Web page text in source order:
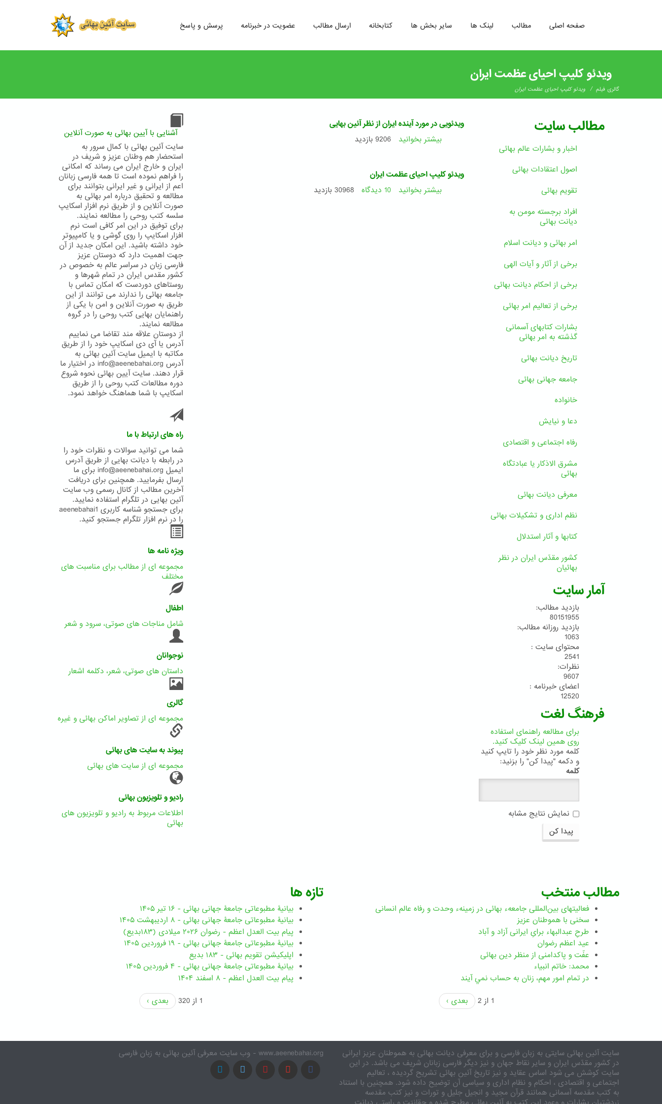
رفتن
پرسش و پاسخ عضویت در خبرنامه ارسال مطالب کتابخانه سایر بخش ها لینک ها مطالب صفحه اصلی
ویدئو کلیپ احیای عظمت ایران
گالری فیلم / ویدئو کلیپ احیای عظمت ایران
ویدئویی در مورد آینده ایران از نظر آئین بهایی
بیشتر بخوانید درباره
آینده
ایران
9206 بازدید
ویدئو کلیپ احیای عظمت ایران
بیشتر بخوانید درباره
10 دیدگاه 30968 بازدید
آشنایی با آیین بهائی به صورت آنلاین
سایت آئین بهائی با کمال سرور به
استحضار هم وطنان عزیز و شریف در
ایران و خارج ایران می رساند که امکانی
را فراهم نموده است تا همه فارسی زبانان
اعم از ایرانی و غیر ایرانی بتوانند برای
مطالعه و تحقیق درباره امر بهائی به
صورت آنلاین و از طریق نرم افزار اسکایپ
سلسه کتب روحی را مطالعه نمایند.
برای توفیق در این امر کافی است نرم
افزار اسکایپ را روی گوشی و یا کامپیوتر
خود داشته باشید. این امکان جدید از آن
جهت اهمیت دارد که دوستان عزیز
فارسی زبان در سراسر عالم به خصوص در
کشور مقدس ایران در تمام شهرها و
روستاهای دوردست که امکان تماس با
جامعه بهائی را ندارند می توانند از این
طریق به صورت آنلاین و امن با یکی از
راهنمایان بهایی کتب روحی را در گروه
مطالعه نمایند.
از دوستان علاقه مند تقاضا می نماییم
آدرس یا آی دی اسکایپ خود را از طریق
مکاتبه با ایمیل سایت آئین بهائی به
آدرس info@aeenebahai.org در اختیار ما
قرار دهند. سایت آیین بهائی نحوه شروع
دوره مطالعات کتب روحی را از طریق
اسکایپ با شما هماهنگ خواهد نمود.
راه های ارتباط با ما
شما می توانید سوالات و نظرات خود را
در رابطه با دیانت بهایی از طریق آدرس
ایمیل info@aeenebahai.org برای ما
ارسال بفرمایید. همچنین برای دریافت
آخرین مطالب از کانال رسمی وب سایت
آئین بهایی در تلگرام استفاده نمایید.
برای جستجو شناسه کاربری aeenebahai1
را در نرم افزار تلگرام جستجو کنید.
ویژه نامه ها
مجموعه ای از مطالب برای مناسبت های
مختلف
اطفال
شامل مناجات های صوتی، سرود و شعر
نوجوانان
داستان های صوتی، شعر، دکلمه اشعار
گالری
مجموعه ای از تصاویر اماکن بهائی و غیره
پیوند به سایت های بهائی
مجموعه ای از سایت های بهائی
رادیو و تلویزیون بهائی
اطلاعات مربوط به رادیو و تلویزیون های
بهائی
مطالب سایت
اخبار و بشارات عالم بهائى
اصول اعتقادات بهائی
تقویم بهائی
افراد برجسته مومن به
دیانت بهائی
امر بهائی و دیانت اسلام
برخی از آثار و آیات الهی
برخی از احکام دیانت بهائی
برخی از تعالیم امر بهائی
بشارات کتابهای آسمانی
گذشته به امر بهائی
تاریخ دیانت بهائی
جامعه جهانی بهائی
خانواده
دعا و نیایش
رفاه اجتماعی و اقتصادی
مشرق الاذکار یا عبادتگاه
بهائی
معرفی دیانت بهائی
نظم اداری و تشکیلات بهائی
کتابها و آثار استدلال
کشور مقدّس ایران در نظر
بهائیان
آمار سایت
بازدید مطالب:
80151955
بازدید روزانه مطالب:
1063
محتوای سایت :
2541
نظرات:
9607
اعضای خبرنامه :
12520
فرهنگ لغت
برای مطالعه راهنمای استفاده
روی همین لینک کلیک کنید.
کلمه مورد نظر خود را تایپ کنید
و دکمه "پیدا کن" را بزنید:
کلمه
نمایش نتایج مشابه
پیدا کن
تازه ها
بیانیۀ مطبوعاتی جامعۀ جهانی بهائی - ۱۶ تیر ۱۴۰۵
بیانیۀ مطبوعاتی جامعۀ جهانی بهائی - ۸ اردیبهشت ۱۴۰۵
پیام بیت العدل اعظم - رضوان ۲۰۲۶ میلادی (۱۸۳بدیع)
بیانیۀ مطبوعاتی جامعۀ جهانی بهائی - ۱۹ فروردین ۱۴۰۵
اپلیکیشن تقویم بهائی - ۱۸۳ بدیع
بیانیۀ مطبوعاتی جامعۀ جهانی بهائی - ۴ فروردین ۱۴۰۵
پیام بیت العدل اعظم - ۸ اسفند ۱۴۰۴
1 از 320
بعدی ›
مطالب منتخب
فعالیتهای بین‌المللی جامعهء بهائی در زمینهء وحدت و رفاه عالم انسانی
سخنی با هموطنان عزیز
طرحِ عبدالبهاء برایِ ایرانی آزاد و آباد
عید اعظم رضوان
عفّت و پاکدامنی از منظر دین بهائی
محمد: خاتم انبیاء
در تمام امور مهم،‌ زنان به حساب نمي آيند
1 از 2
بعدی ›
www.aeenebahai.org - وب سایت معرفی آئین بهائی به زبان فارسی
سایت آئین بهائی سایتی به زبان فارسی و برای معرفی دیانت بهائی به هموطنان عزیز ایرانی
در کشور مقدّس ایران و سایر نقاط جهان و نیز دیگر فارسی زبانان شریف می باشد. در این
سایت کوشش می شود اساس عقاید و نیز تاریخ آئین بهائی تشریح گردیده ، تعالیم
اجتماعی و اقتصادی ، احکام و نظام اداری و سیاسی آن توضیح داده شود. همچنین با استناد
به کتب مقدسه آسمانی همانند قرآن مجید و انجیل جلیل و تورات و نیز کتب مقدسه